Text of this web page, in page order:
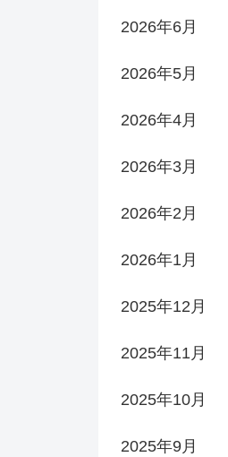
2026年6月
2026年5月
2026年4月
2026年3月
2026年2月
2026年1月
2025年12月
2025年11月
2025年10月
2025年9月